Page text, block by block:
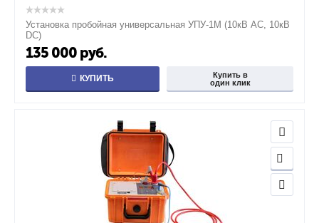
Установка пробойная универсальная УПУ-1М (10кВ AC, 10кВ
DC)
135 000 руб.
КУПИТЬ
Купить в
один клик